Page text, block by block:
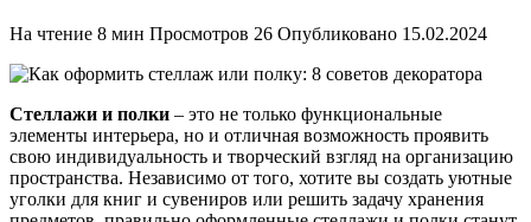
На чтение 8 мин Просмотров 26 Опубликовано 15.02.2024
Стеллажи и полки – это не только функциональные
элементы интерьера, но и отличная возможность проявить
свою индивидуальность и творческий взгляд на организацию
пространства. Независимо от того, хотите вы создать уютные
уголки для книг и сувениров или решить задачу хранения